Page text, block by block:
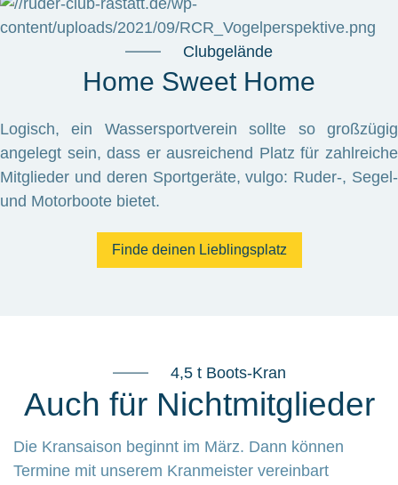
Clubgelände
Home Sweet Home
Logisch, ein Wassersportverein sollte so großzügig
angelegt sein, dass er ausreichend Platz für zahlreiche
Mitglieder und deren Sportgeräte, vulgo: Ruder-, Segel-
und Motorboote bietet.
Finde deinen Lieblingsplatz
4,5 t Boots-Kran
Auch für Nichtmitglieder
Die Kransaison beginnt im März. Dann können
Termine mit unserem Kranmeister vereinbart